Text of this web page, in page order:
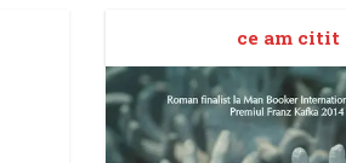
ce am citit